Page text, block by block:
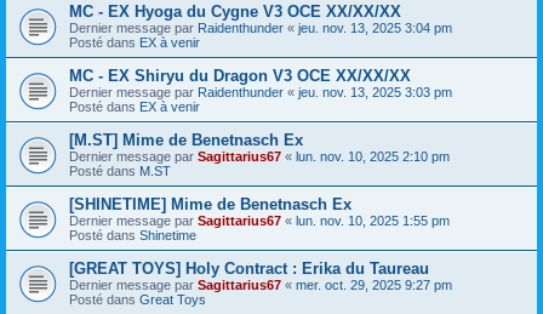
MC - EX Hyoga du Cygne V3 OCE XX/XX/XX
Dernier message par Raidenthunder « jeu. nov. 13, 2025 3:04 pm
Posté dans EX à venir
MC - EX Shiryu du Dragon V3 OCE XX/XX/XX
Dernier message par Raidenthunder « jeu. nov. 13, 2025 3:03 pm
Posté dans EX à venir
[M.ST] Mime de Benetnasch Ex
Dernier message par Sagittarius67 « lun. nov. 10, 2025 2:10 pm
Posté dans M.ST
[SHINETIME] Mime de Benetnasch Ex
Dernier message par Sagittarius67 « lun. nov. 10, 2025 1:55 pm
Posté dans Shinetime
[GREAT TOYS] Holy Contract : Erika du Taureau
Dernier message par Sagittarius67 « mer. oct. 29, 2025 9:27 pm
Posté dans Great Toys